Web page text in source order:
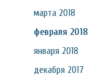
марта 2018
февраля 2018
января 2018
декабря 2017